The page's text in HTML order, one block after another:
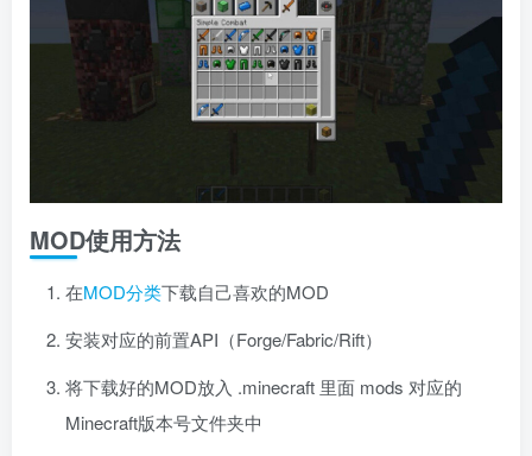
MOD使用方法
在MOD分类下载自己喜欢的MOD
安装对应的前置API（Forge/Fabric/Rift）
将下载好的MOD放入 .minecraft 里面 mods 对应的
Minecraft版本号文件夹中